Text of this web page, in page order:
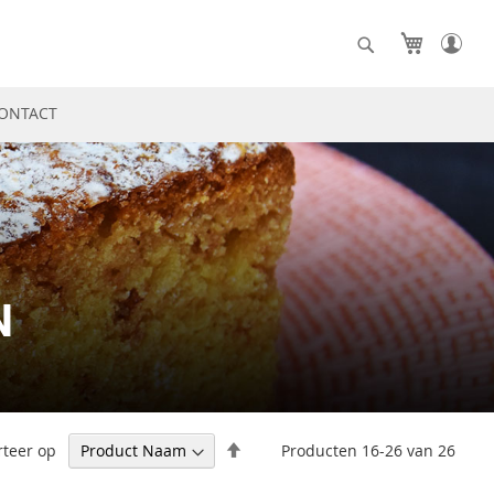
Producten 16-26 van 26
op